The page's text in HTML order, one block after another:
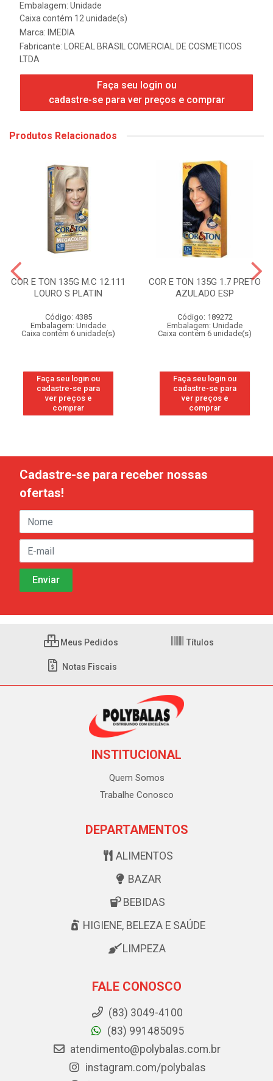
Embalagem: Unidade
Caixa contém 12 unidade(s)
Marca: IMEDIA
Fabricante:
LOREAL BRASIL COMERCIAL DE COSMETICOS
LTDA
Faça seu login ou
cadastre-se para ver preços e comprar
Produtos Relacionados
COR E TON 135G M.C 12.111
LOURO S PLATIN
Código: 4385
Embalagem: Unidade
Caixa contém 6 unidade(s)
Faça seu login ou
cadastre-se para
ver preços e
comprar
COR E TON 135G 1.7 PRETO
AZULADO ESP
Código: 189272
Embalagem: Unidade
Caixa contém 6 unidade(s)
Faça seu login ou
cadastre-se para
ver preços e
comprar
Cadastre-se para receber nossas
ofertas!
Meus Pedidos Títulos
Notas Fiscais
INSTITUCIONAL
Quem Somos
Trabalhe Conosco
DEPARTAMENTOS
ALIMENTOS
BAZAR
BEBIDAS
HIGIENE, BELEZA E SAÚDE
LIMPEZA
FALE CONOSCO
(83) 3049-4100
(83) 991485095
atendimento@polybalas.com.br
instagram.com/polybalas